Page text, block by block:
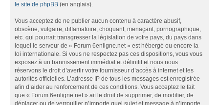
le site de phpBB (en anglais).
Vous acceptez de ne publier aucun contenu à caractère abusif,
obscène, vulgaire, diffamatoire, choquant, menaçant, pornographique,
etc. qui pourrait transgresser la législation de votre pays, du pays dans
lequel le serveur de « Forum 6enligne.net » est hébergé ou encore la
loi internationale. Si vous ne respectez pas ces dispositions, vous vous
exposez à un bannissement immédiat et définitif et nous nous
réservons le droit d’avertir votre fournisseur d’accès à internet et les
autorités officielles. L’adresse IP de tous les messages est enregistrée
afin d’aider au renforcement de ces conditions. Vous acceptez le fait
que « Forum 6enligne.net » ait le droit de supprimer, de modifier, de
déplacer ou de verrouiller n’importe quel sujet et message à n’importe